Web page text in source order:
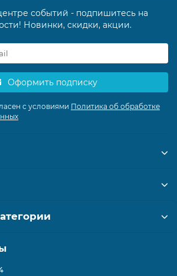
событий - подпишитесь на
Новинки, скидки, акции.
Оформить подписку
с условиями Политика об обработке